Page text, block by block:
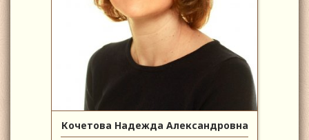
Кочетова Надежда Александровна